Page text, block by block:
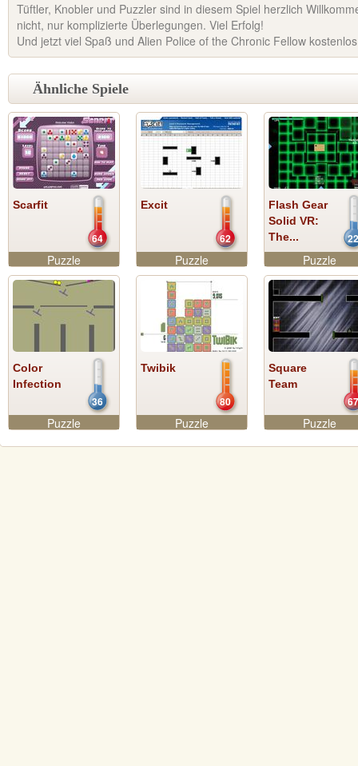
Tüftler, Knobler und Puzzler sind in diesem Spiel herzlich
nicht, nur komplizierte Überlegungen. Viel Erfolg!
Und jetzt viel Spaß und Alien Police of the Chronic Fellow
Ähnliche Spiele
Scarfit
64
Puzzle
Excit
62
Puzzle
Flash Gear
Solid VR:
The...
22
Puzzle
Color
Infection
36
Puzzle
Twibik
80
Puzzle
Square
Team
67
Puzzle